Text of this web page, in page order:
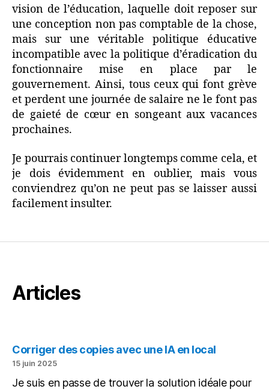
vision de l’éducation, laquelle doit reposer sur
une conception non pas comptable de la chose,
mais sur une véritable politique éducative
incompatible avec la politique d’éradication du
fonctionnaire mise en place par le
gouvernement. Ainsi, tous ceux qui font grève
et perdent une journée de salaire ne le font pas
de gaieté de cœur en songeant aux vacances
prochaines.
Je pourrais continuer longtemps comme cela, et
je dois évidemment en oublier, mais vous
conviendrez qu’on ne peut pas se laisser aussi
facilement insulter.
Articles
Corriger des copies avec une IA en local
15 juin 2025
Je suis en passe de trouver la solution idéale pour